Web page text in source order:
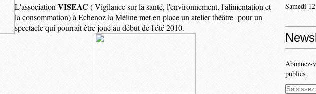
L'association VISEAC ( Vigilance sur la santé, l'environnement, l'alimentation et
la consommation) à Echenoz la Méline met en place un atelier théâtre pour un
spectacle qui pourrait être joué au début de l'été 2010.
Samedi
Abonnez-
publiés.